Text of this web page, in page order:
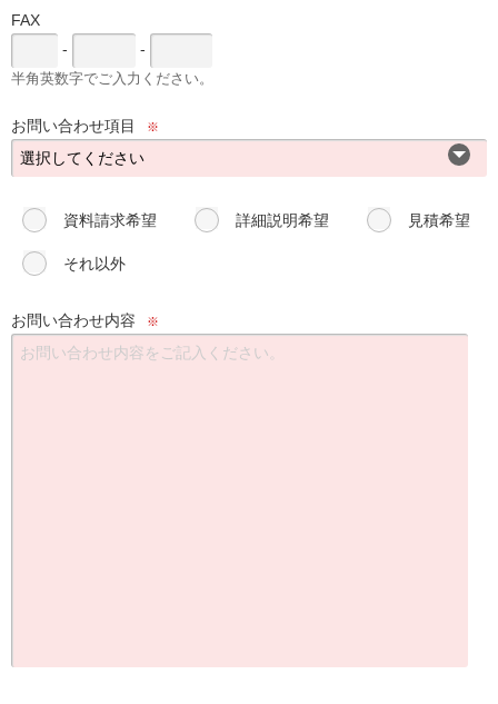
FAX
-
-
半角英数字でご入力ください。
お問い合わせ項目 ※
資料請求希望 詳細説明希望 見積希望
それ以外
お問い合わせ内容 ※